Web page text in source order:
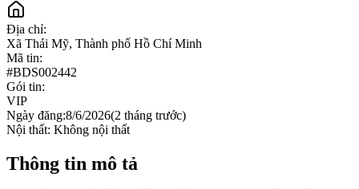
Địa chỉ:
Xã Thái Mỹ, Thành phố Hồ Chí Minh
Mã tin:
#BDS002442
Gói tin:
VIP
Ngày đăng:8/6/2026(2 tháng trước)
Nội thất: Không nội thất
Thông tin mô tả